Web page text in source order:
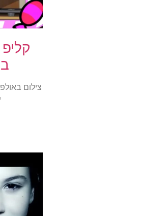
צילום